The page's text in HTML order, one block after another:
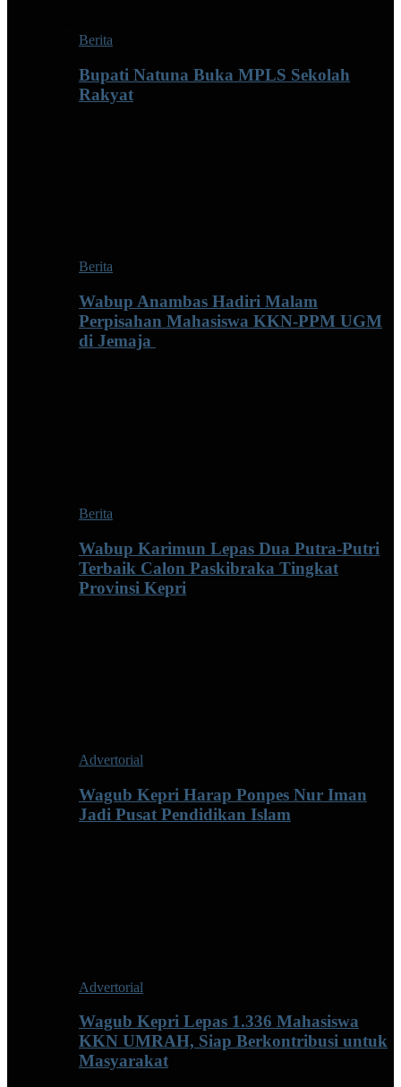
Berita
Bupati Natuna Buka MPLS Sekolah
Rakyat
Berita
Wabup Anambas Hadiri Malam
Perpisahan Mahasiswa KKN-PPM UGM
di Jemaja ‎
Berita
Wabup Karimun Lepas Dua Putra-Putri
Terbaik Calon Paskibraka Tingkat
Provinsi Kepri
Advertorial
Wagub Kepri Harap Ponpes Nur Iman
Jadi Pusat Pendidikan Islam
Advertorial
Wagub Kepri Lepas 1.336 Mahasiswa
KKN UMRAH, Siap Berkontribusi untuk
Masyarakat